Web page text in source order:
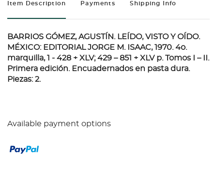
Item Description Payments Shipping Info
BARRIOS GÓMEZ, AGUSTÍN. LEÍDO, VISTO Y OÍDO.
MÉXICO: EDITORIAL JORGE M. ISAAC, 1970. 4o.
marquilla, 1 - 428 + XLV; 429 – 851 + XLV p. Tomos I – II.
Primera edición. Encuadernados en pasta dura.
Piezas: 2.
Available payment options